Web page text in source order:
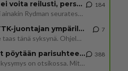
Jos SDP ei voita reilusti, persut kumoavat demokratian Suomesta
Näin tekisi ainakin Rydman seuratessaan idolinsa Trumpin mallia https://www.is.fi/politiikka/art-2000012187244.html
184
Uuden TTK-juontajan ympärillä epätietoisuus sakenee - Nyt MTV hämmentää soppaa
TTK tulee taas tänä syksynä. Ohjelman uudet tähtioppilaat julkistetaan torstaina 6. elokuuta klo 14 alkavassa lehdistö
7
Mitä tuot pöytään parisuhteessa?
Siinäpä se kysymys on otsikossa. Mitäpä siis tuot/toisit pöytään parisuhteessa? Oletko mies vai nainen? Koetko sen mitä
388